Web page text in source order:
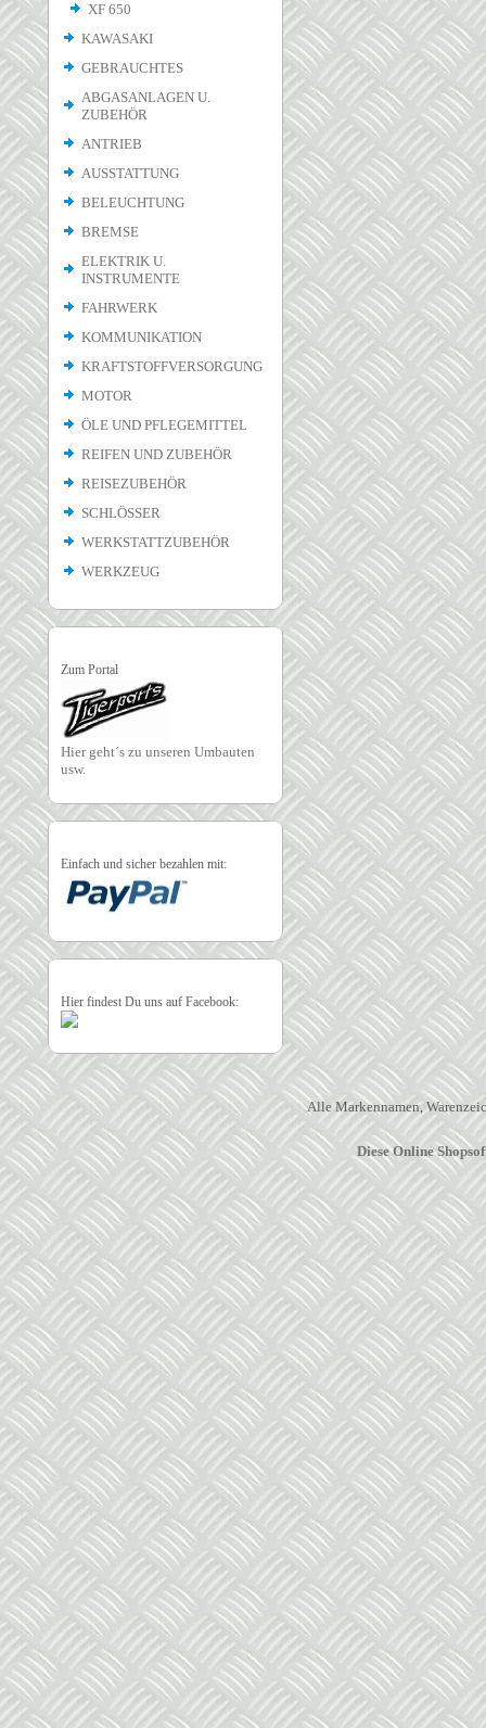
XF 650
KAWASAKI
GEBRAUCHTES
ABGASANLAGEN U.
ZUBEHÖR
ANTRIEB
AUSSTATTUNG
BELEUCHTUNG
BREMSE
ELEKTRIK U.
INSTRUMENTE
FAHRWERK
KOMMUNIKATION
KRAFTSTOFFVERSORGUNG
MOTOR
ÖLE UND PFLEGEMITTEL
REIFEN UND ZUBEHÖR
REISEZUBEHÖR
SCHLÖSSER
WERKSTATTZUBEHÖR
WERKZEUG
Zum Portal
Hier geht´s zu unseren Umbauten
usw.
Einfach und sicher bezahlen mit:
Hier findest Du uns auf Facebook:
Alle Markennamen,
Diese Online